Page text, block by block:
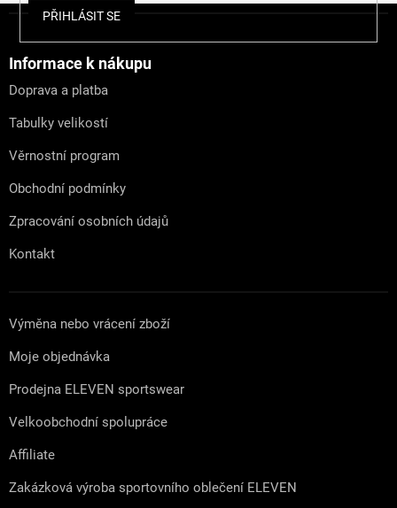
PŘIHLÁSIT SE
Informace k nákupu
Doprava a platba
Tabulky velikostí
Věrnostní program
Obchodní podmínky
Zpracování osobních údajů
Kontakt
Výměna nebo vrácení zboží
Moje objednávka
Prodejna ELEVEN sportswear
Velkoobchodní spolupráce
Affiliate
Zakázková výroba sportovního oblečení ELEVEN